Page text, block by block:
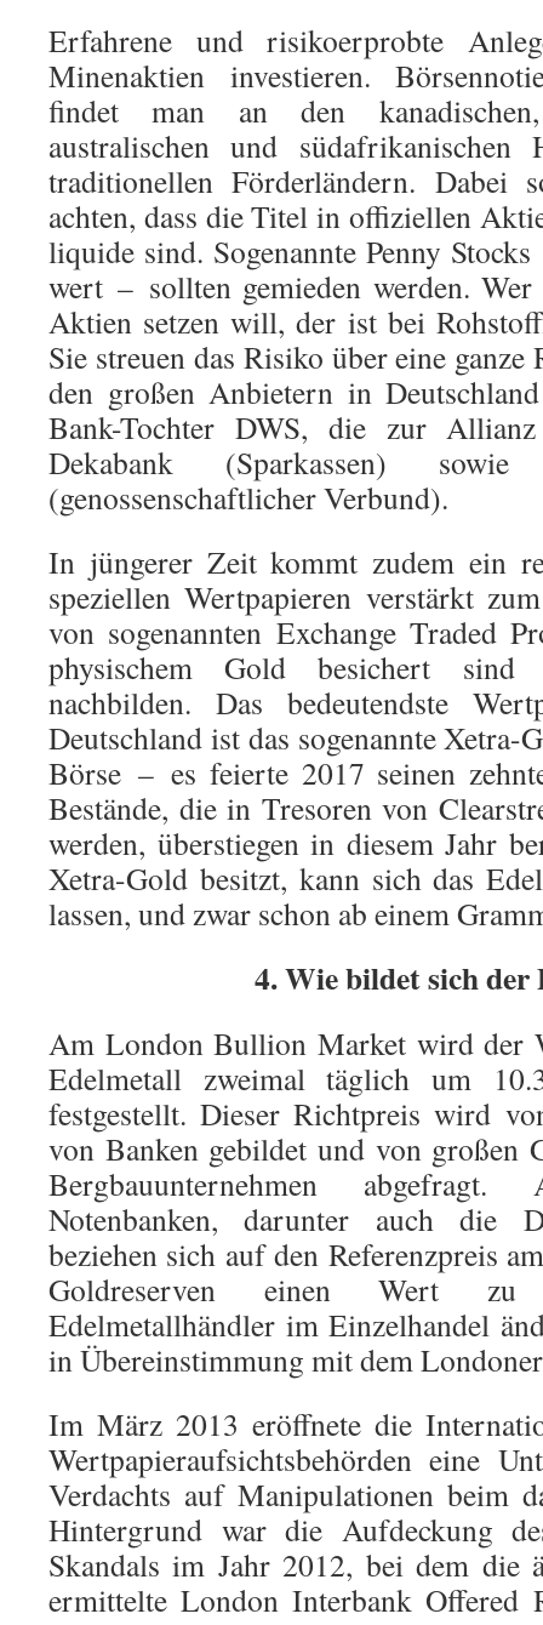
Erfahrene und risikoerprobte
Minenaktien investieren.
findet man an den kanadischen,
australischen und südafrikanischen
traditionellen Förderländern. Dabei
achten, dass die Titel in offiziellen
liquide sind. Sogenannte Penny
wert – sollten gemieden werden.
Aktien setzen will, der ist bei
Sie streuen das Risiko über eine ganze
den großen Anbietern in
Bank-Tochter DWS, die zur
Dekabank (Sparkassen)
(genossenschaftlicher Verbund).
In jüngerer Zeit kommt zudem ein
speziellen Wertpapieren verstärkt
von sogenannten Exchange Traded
physischem Gold besichert
nachbilden. Das bedeutendste
Deutschland ist das sogenannte Xetra-
Börse – es feierte 2017 seinen
Bestände, die in Tresoren von
werden, überstiegen in diesem Jahr
Xetra-Gold besitzt, kann sich das
lassen, und zwar schon ab einem
4. Wie bildet sich der
Am London Bullion Market wird der
Edelmetall zweimal täglich um
festgestellt. Dieser Richtpreis wird
von Banken gebildet und von großen
Bergbauunternehmen
Notenbanken, darunter auch die
beziehen sich auf den Referenzpreis
Goldreserven einen Wert zu
Edelmetallhändler im Einzelhandel
in Übereinstimmung mit dem
Im März 2013 eröffnete die
Wertpapieraufsichtsbehörden eine
Verdachts auf Manipulationen beim
Hintergrund war die Aufdeckung
Skandals im Jahr 2012, bei dem die
ermittelte London Interbank Offered